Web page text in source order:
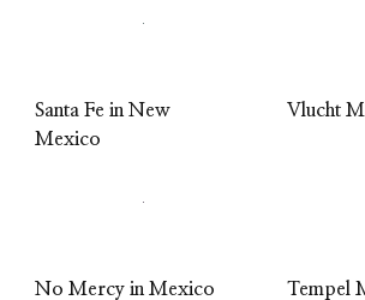
Santa Fe in New
Mexico
Vlucht
No Mercy in Mexico Tempel